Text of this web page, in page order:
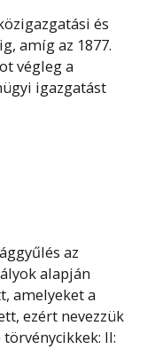
és
amíg az 1877.
végleg a
igazgatást
az
alapján
amelyeket a
ezért nevezzük
II: